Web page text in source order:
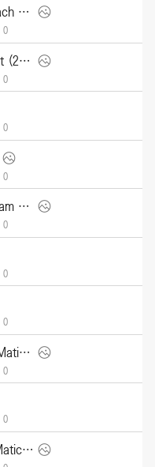
메르세데스-벤츠 GLS 680 Maybach (2027)
0
애스턴마틴 Dreadnought Concept (2026)
0
0
0
람보르기니 Temerario Ad Personam (2026)
0
0
0
메르세데스-AMG CLA45 AMG 4Matic (2027)
0
0
메르세데스-벤츠 CLA45 AMG 4Matic (2027)